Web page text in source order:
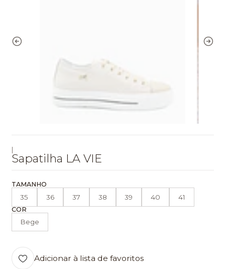
|
Sapatilha LA VIE
TAMANHO
35 36 37 38 39 40 41
COR
Bege
Adicionar à lista de favoritos